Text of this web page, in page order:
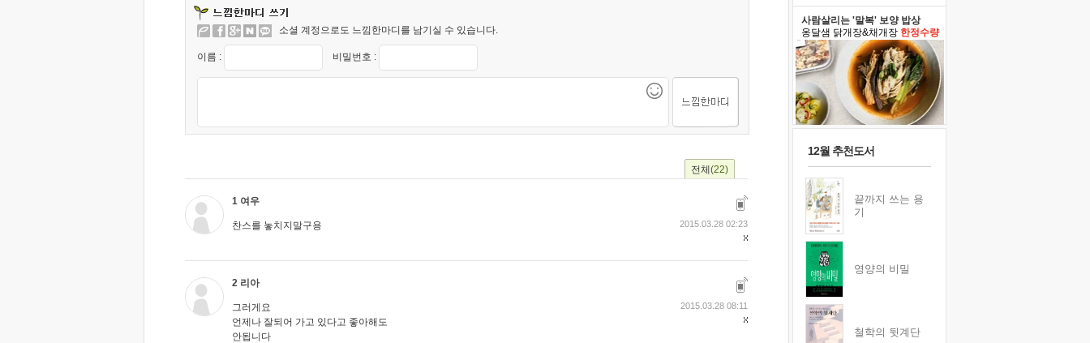
소셜 계정으로도 느낌한마디를 남기실 수 있습니다.
이름 : 비밀번호 :
전체 (22)
1 여우
찬스를 놓치지말구용 2015.03.28 02:23
2 리아
그러게요
언제나 잘되어 가고 있다고 좋아해도
안됩니다
2015.03.28 08:11
사람살리는 '말복' 보양 밥상
옹달샘 닭개장&채개장 한정수량
12월 추천도서
끝까지 쓰는 용
기
영양의 비밀
철학의 뒷계단